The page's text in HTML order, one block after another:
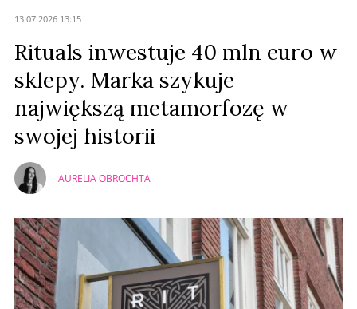
13.07.2026 13:15
Rituals inwestuje 40 mln euro w
sklepy. Marka szykuje
największą metamorfozę w
swojej historii
AURELIA OBROCHTA